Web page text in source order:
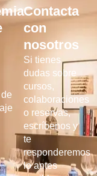
Contacta
con
nosotros
Si tienes
dudas sobre
cursos,
colaboraciones
o reservas,
escríbenos y
te
responderemos
lo antes